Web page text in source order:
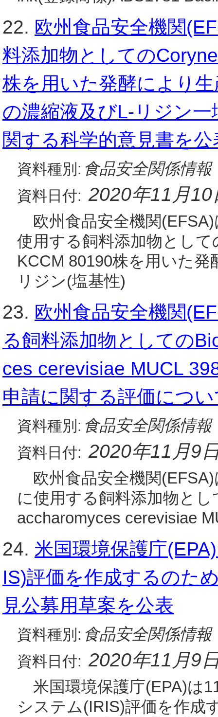
22. 欧州食品安全機関
料添加物としての
株を用いた発酵により
の濃縮液及びL-リジン
関する科学的意見書を公
資料種別: 食品安全関係情報
資料日付: 2020年11月10
欧州食品安全機関
使用する飼料添加物とし
KCCM 80190株を用いた
リジン(塩基性)
23. 欧州食品安全機関
る飼料添加物としての
ces cerevisiae MUCL
申請に関する評価につ
資料種別: 食品安全関係情報
資料日付: 2020年11月9
欧州食品安全機関
に使用する飼料添加物と
accharomyces cerevisiae
24. 米国環境保護庁
IS)評価を作成するのた
見公募用草案を公表
資料種別: 食品安全関係情報
資料日付: 2020年11月9
米国環境保護庁(EPA)は
システム(IRIS)評価を作成